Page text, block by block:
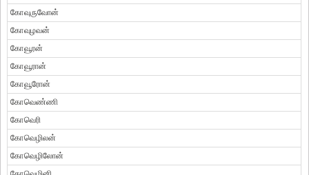
கோவுருவோன்
கோவுழவன்
கோவூரன்
கோவூரான்
கோவூரோன்
கோவெண்ணி
கோவெரி
கோவெழிலன்
கோவெழிலோன்